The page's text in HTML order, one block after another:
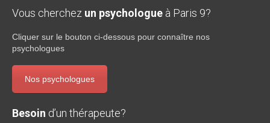
Vous cherchez un psychologue à Paris 9?
Cliquer sur le bouton ci-dessous pour connaître nos
psychologues
Nos psychologues
Besoin d’un thérapeute?